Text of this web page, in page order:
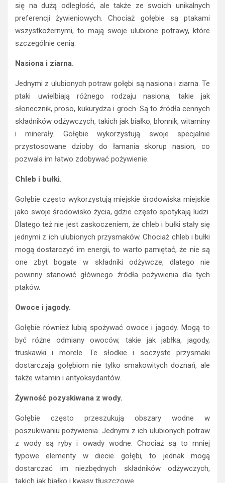
się na dużą odległość, ale także ze swoich unikalnych
preferencji żywieniowych. Chociaż gołębie są ptakami
wszystkożernymi, to mają swoje ulubione potrawy, które
szczególnie cenią.
Nasiona i ziarna.
Jednymi z ulubionych potraw gołębi są nasiona i ziarna. Te
ptaki uwielbiają różnego rodzaju nasiona, takie jak
słonecznik, proso, kukurydza i groch. Są to źródła cennych
składników odżywczych, takich jak białko, błonnik, witaminy
i minerały. Gołębie wykorzystują swoje specjalnie
przystosowane dzioby do łamania skorup nasion, co
pozwala im łatwo zdobywać pożywienie.
Chleb i bułki.
Gołębie często wykorzystują miejskie środowiska miejskie
jako swoje środowisko życia, gdzie często spotykają ludzi.
Dlatego też nie jest zaskoczeniem, że chleb i bułki stały się
jednymi z ich ulubionych przysmaków. Chociaż chleb i bułki
mogą dostarczyć im energii, to warto pamiętać, że nie są
one zbyt bogate w składniki odżywcze, dlatego nie
powinny stanowić głównego źródła pożywienia dla tych
ptaków.
Owoce i jagody.
Gołębie również lubią spożywać owoce i jagody. Mogą to
być różne odmiany owoców, takie jak jabłka, jagody,
truskawki i morele. Te słodkie i soczyste przysmaki
dostarczają gołębiom nie tylko smakowitych doznań, ale
także witamin i antyoksydantów.
Żywność pozyskiwana z wody.
Gołębie często przeszukują obszary wodne w
poszukiwaniu pożywienia. Jednymi z ich ulubionych potraw
z wody są ryby i owady wodne. Chociaż są to mniej
typowe elementy w diecie gołębi, to jednak mogą
dostarczać im niezbędnych składników odżywczych,
takich jak białko i kwasy tłuszczowe.